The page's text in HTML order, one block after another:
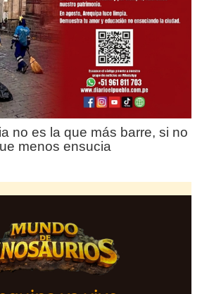
no es la que más barre, si no
menos ensucia